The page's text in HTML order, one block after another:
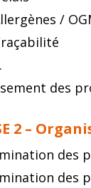
/
des
2 –
des
des